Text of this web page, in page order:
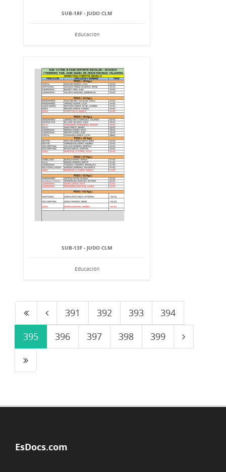
SUB-18F - JUDO CLM
Educación
SUB-13F - JUDO CLM
Educación
391 392 393
394
395
396 397 398 399
EsDocs.com